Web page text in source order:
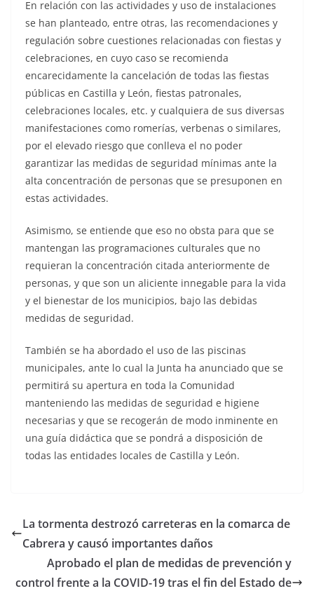
En relación con las actividades y uso de instalaciones
se han planteado, entre otras, las recomendaciones y
regulación sobre cuestiones relacionadas con fiestas y
celebraciones, en cuyo caso se recomienda
encarecidamente la cancelación de todas las fiestas
públicas en Castilla y León, fiestas patronales,
celebraciones locales, etc. y cualquiera de sus diversas
manifestaciones como romerías, verbenas o similares,
por el elevado riesgo que conlleva el no poder
garantizar las medidas de seguridad mínimas ante la
alta concentración de personas que se presuponen en
estas actividades.
Asimismo, se entiende que eso no obsta para que se
mantengan las programaciones culturales que no
requieran la concentración citada anteriormente de
personas, y que son un aliciente innegable para la vida
y el bienestar de los municipios, bajo las debidas
medidas de seguridad.
También se ha abordado el uso de las piscinas
municipales, ante lo cual la Junta ha anunciado que se
permitirá su apertura en toda la Comunidad
manteniendo las medidas de seguridad e higiene
necesarias y que se recogerán de modo inminente en
una guía didáctica que se pondrá a disposición de
todas las entidades locales de Castilla y León.
La tormenta destrozó carreteras en la comarca de
Cabrera y causó importantes daños
Aprobado el plan de medidas de prevención y
control frente a la COVID-19 tras el fin del Estado de